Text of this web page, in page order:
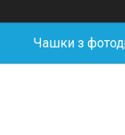
Чашки з